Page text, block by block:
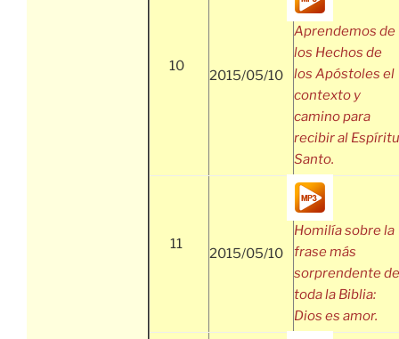
10
2015/05/10
Aprendemos de
los Hechos de
los Apóstoles el
contexto y
camino para
recibir al Espíritu
Santo.
11
2015/05/10
Homilía sobre la
frase más
sorprendente de
toda la Biblia:
Dios es amor.